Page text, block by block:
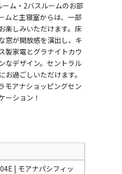
ム・2バスルームのお部
ムと主寝室からは、一部
楽しみいただけます。床
窓が開放感を演出し、キ
製家電とグラナイトカウ
なデザイン。セントラル
過ごしいただけます。
モアナショッピングセン
ーション！
| モアナパシフィッ